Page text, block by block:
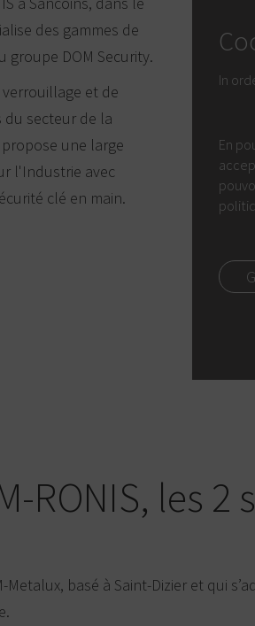
des gammes de
DOM Security.
et de
du secteur de la
une large
l'Industrie avec
clé en main.
In
En
RONIS, les 2
basé à Saint-Dizier et qui